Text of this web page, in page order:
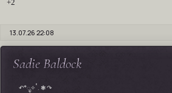
+2
13.07.26 22:08
Sadie Baldock
↶*ೃ✧˚. ❃ ↷